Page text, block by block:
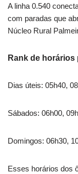
A linha 0.540
com paradas que
Núcleo Rural
Rank de horários
Dias úteis: 05h40,
Sábados: 06h00,
Domingos: 06h30,
Esses horários dos